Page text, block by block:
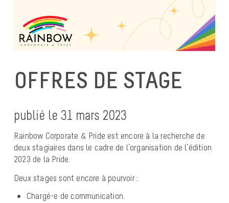
OFFRES DE STAGE
publié le 31 mars 2023
Rainbow Corporate & Pride est encore à la recherche de
deux stagiaires dans le cadre de l’organisation de l’édition
2023 de la Pride.
Deux stages sont encore à pourvoir :
Chargé·e de communication.